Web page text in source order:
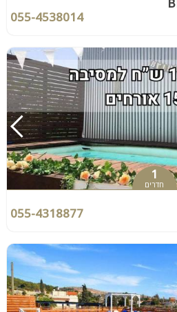
055-4538014
1
חדרים
055-4318877